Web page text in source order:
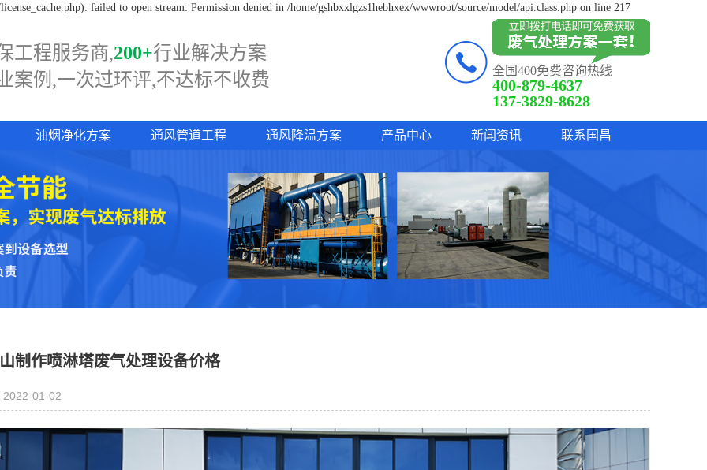
failed to open stream: Permission denied in /home/gshbxxlgzs1hebhxex/wwwroot/source/model/api.class.php on line 217
工程服务商,200+行业解决方案
案例,一次过环评,不达标不收费 全国400免费咨询热线
400-879-4637
137-3829-8628
油烟净化方案 通风管道工程 通风降温方案 产品中心 新闻资讯 联系国昌
制作喷淋塔废气处理设备价格
2022-01-02